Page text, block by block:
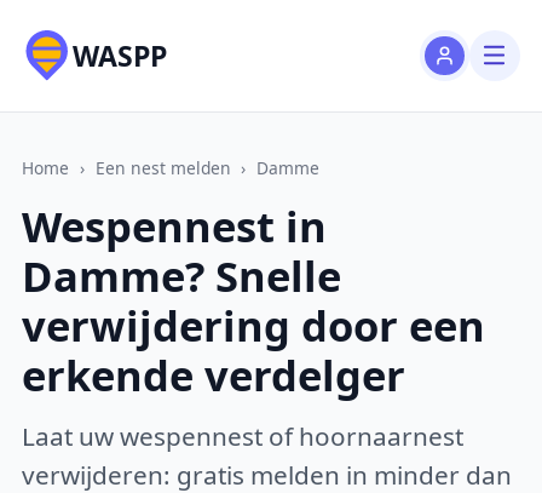
WASPP
Home › Een nest melden › Damme
Wespennest in
Damme? Snelle
verwijdering door een
erkende verdelger
Laat uw wespennest of hoornaarnest
verwijderen: gratis melden in minder dan